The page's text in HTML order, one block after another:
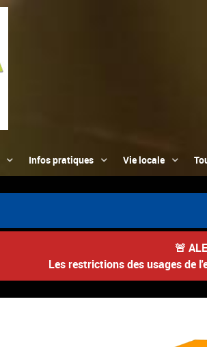
Infos pratiques Vie locale
🚨
Les restrictions des usages de